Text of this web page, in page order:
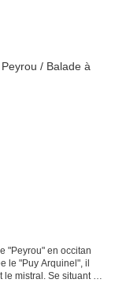
"Peyrou" en occitan
le "Puy Arquinel", il
le mistral. Se situant à